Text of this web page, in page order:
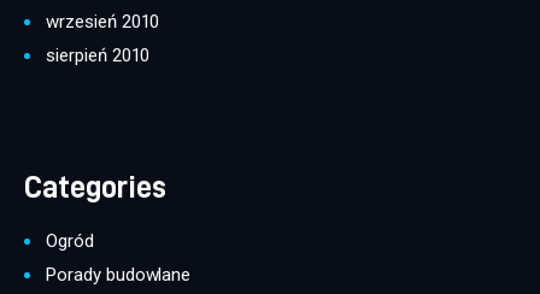
wrzesień 2010
sierpień 2010
Categories
Ogród
Porady budowlane